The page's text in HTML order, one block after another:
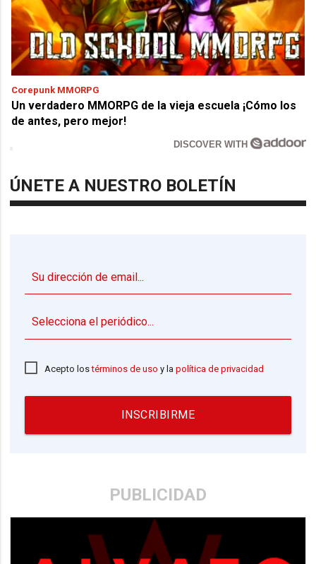
Corepunk MMORPG
Un verdadero MMORPG de la vieja escuela ¡Cómo los
de antes, pero mejor!
DISCOVER WITH
ÚNETE A NUESTRO BOLETÍN
Acepto lostérminos de uso y lapolítica de privacidad
INSCRIBIRME
PUBLICIDAD